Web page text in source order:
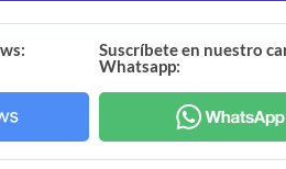
Suscríbete en nuestro
Whatsapp: